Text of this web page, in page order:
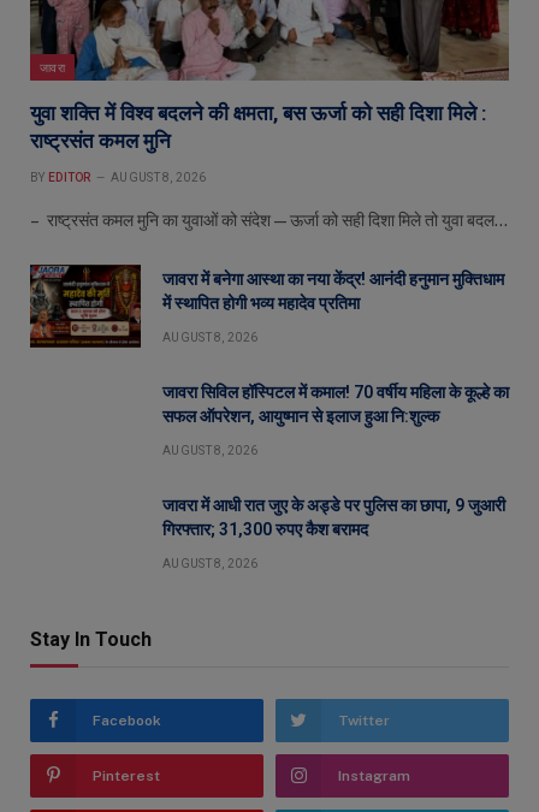
जावरा
युवा शक्ति में विश्व बदलने की क्षमता, बस ऊर्जा को सही दिशा मिले :
राष्ट्रसंत कमल मुनि
BY EDITOR AUGUST 8, 2026
– राष्ट्रसंत कमल मुनि का युवाओं को संदेश—ऊर्जा को सही दिशा मिले तो युवा बदल…
जावरा में बनेगा आस्था का नया केंद्र! आनंदी हनुमान मुक्तिधाम
में स्थापित होगी भव्य महादेव प्रतिमा
AUGUST 8, 2026
जावरा सिविल हॉस्पिटल में कमाल! 70 वर्षीय महिला के कूल्हे का
सफल ऑपरेशन, आयुष्मान से इलाज हुआ नि:शुल्क
AUGUST 8, 2026
जावरा में आधी रात जुए के अड्डे पर पुलिस का छापा, 9 जुआरी
गिरफ्तार; 31,300 रुपए कैश बरामद
AUGUST 8, 2026
Stay In Touch
Facebook Twitter
Pinterest Instagram